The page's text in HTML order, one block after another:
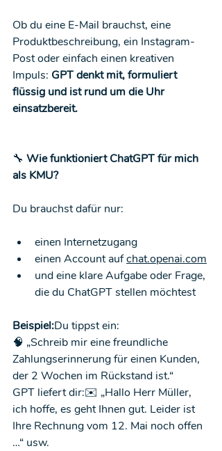
Ob du eine E-Mail brauchst, eine
Produktbeschreibung, ein Instagram-
Post oder einfach einen kreativen
Impuls: GPT denkt mit, formuliert
flüssig und ist rund um die Uhr
einsatzbereit.
🔧 Wie funktioniert ChatGPT für mich
als KMU?
Du brauchst dafür nur:
einen Internetzugang
einen Account auf chat.openai.com
und eine klare Aufgabe oder Frage,
die du ChatGPT stellen möchtest
Beispiel:Du tippst ein:
🧠 „Schreib mir eine freundliche
Zahlungserinnerung für einen Kunden,
der 2 Wochen im Rückstand ist.“
GPT liefert dir:✉️ „Hallo Herr Müller,
ich hoffe, es geht Ihnen gut. Leider ist
Ihre Rechnung vom 12. Mai noch offen
…“ usw.